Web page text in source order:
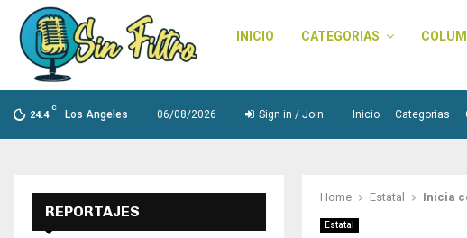
INICIO CATEGORIAS
24.4
C
Los Angeles 06/08/2026 Sign in / Join Inicio Categorias
Home Estatal Inicia
Estatal
REPORTAJES